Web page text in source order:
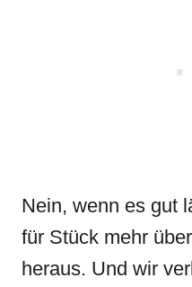
Nein, wenn es gut
für Stück mehr
heraus. Und wir